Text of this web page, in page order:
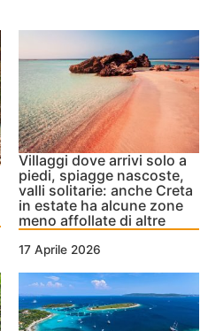
Villaggi dove arrivi solo a
piedi, spiagge nascoste,
valli solitarie: anche Creta
in estate ha alcune zone
meno affollate di altre
17 Aprile 2026